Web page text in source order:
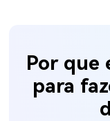
Por que
para